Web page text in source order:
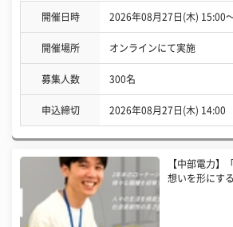
開催日時 2026年08月27日(木) 15:00
開催場所 オンラインにて実施
募集人数 300名
申込締切 2026年08月27日(木) 14:00
【中部電力】
想いを形にす